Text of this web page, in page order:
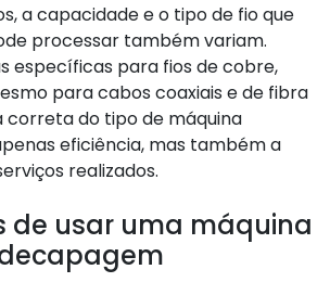
a capacidade e o tipo de fio que
processar também variam.
específicas para fios de cobre,
para cabos coaxiais e de fibra
correta do tipo de máquina
eficiência, mas também a
realizados.
de usar uma máquina